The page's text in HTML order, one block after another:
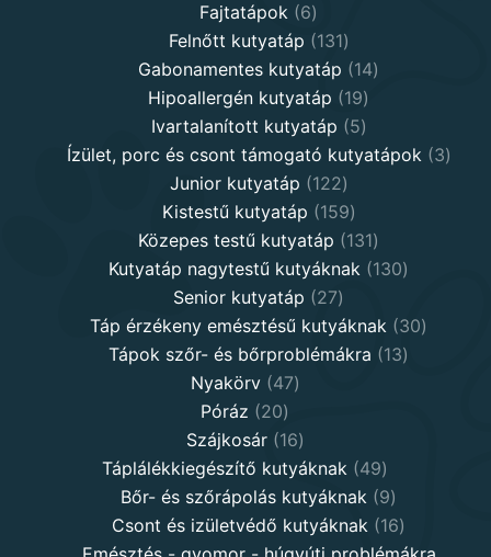
Fajtatápok 66
products
Felnőtt kutyatáp 131131
products
Gabonamentes kutyatáp 1414
Hipoallergén kutyatáp 1919
products
Ivartalanított kutyatáp 55
products
Ízület, porc és csont támogató kutyatápok 33
Junior kutyatáp 122122
products
Kistestű kutyatáp 159159
products
Közepes testű kutyatáp 131131
products
Kutyatáp nagytestű kutyáknak 130130
Senior kutyatáp 2727
products
Táp érzékeny emésztésű kutyáknak 3030
Tápok szőr- és bőrproblémákra 1313
Nyakörv 4747
Póráz 2020
products
Szájkosár 1616
products
Táplálékkiegészítő kutyáknak 4949
products
Bőr- és szőrápolás kutyáknak 99
products
Csont és izületvédő kutyáknak 1616